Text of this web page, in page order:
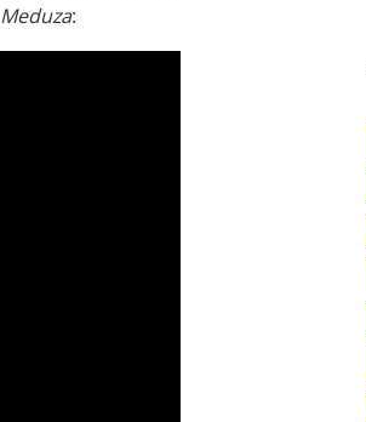
Meduza: